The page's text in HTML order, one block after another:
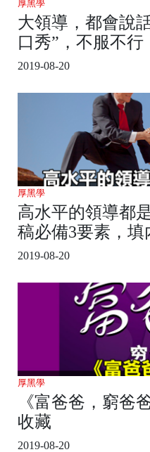
厚黑學
大領導，都會說
口秀”，不服不行
2019-08-20
厚黑學
高水平的領導都
稿必備3要素，填
2019-08-20
厚黑學
《富爸爸，窮爸
收藏
2019-08-20